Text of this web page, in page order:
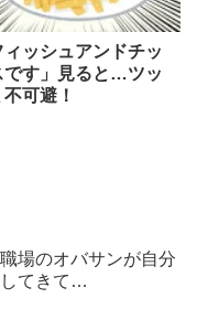
ィッシュアンドチッ
です」見ると…ツッ
不可避！
場のオバサンが自分
てきて…